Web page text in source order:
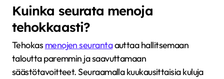
Kuinka seurata menoja
tehokkaasti?
Tehokas menojen seurantaauttaa hallitsemaan
taloutta paremmin ja saavuttamaan
säästötavoitteet. Seuraamalla kuukausittaisia kuluja